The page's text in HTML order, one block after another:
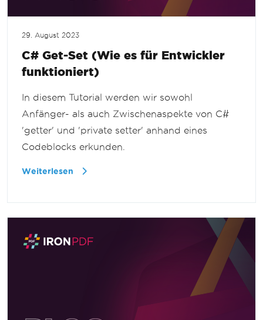
29. August 2023
C# Get-Set (Wie es für Entwickler
funktioniert)
In diesem Tutorial werden wir sowohl
Anfänger- als auch Zwischenaspekte von C#
'getter' und 'private setter' anhand eines
Codeblocks erkunden.
Weiterlesen